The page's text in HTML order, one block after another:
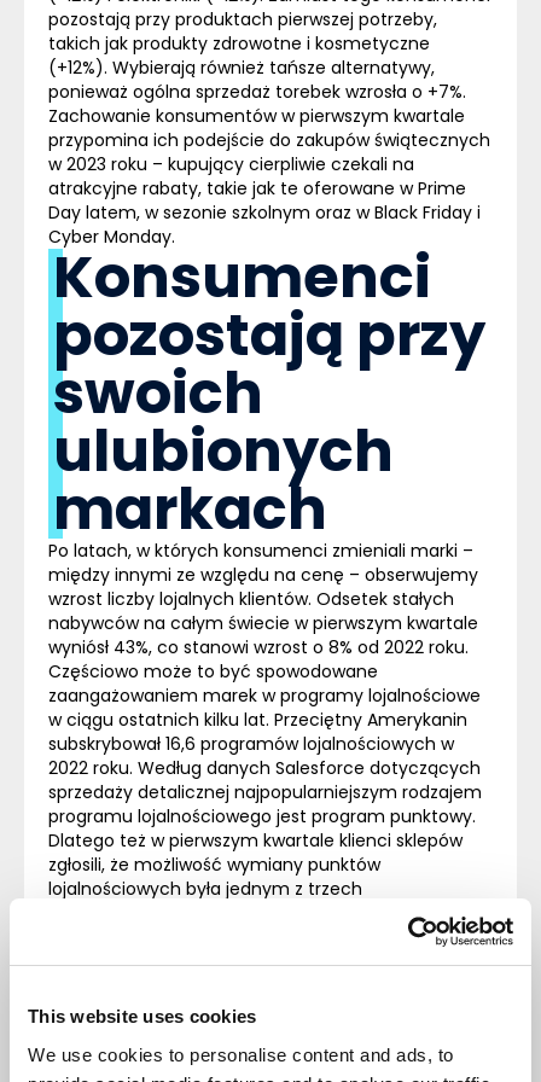
This website uses cookies
We use cookies to personalise content and ads, to
pozostają przy produktach pierwszej potrzeby,
takich jak produkty zdrowotne i kosmetyczne
(+12%). Wybierają również tańsze alternatywy,
ponieważ ogólna sprzedaż torebek wzrosła o +7%.
Zachowanie konsumentów w pierwszym kwartale
przypomina ich podejście do zakupów świątecznych
w 2023 roku – kupujący cierpliwie czekali na
atrakcyjne rabaty, takie jak te oferowane w Prime
Day latem, w sezonie szkolnym oraz w Black Friday i
Cyber Monday.
Konsumenci
pozostają przy
swoich
ulubionych
markach
Po latach, w których konsumenci zmieniali marki –
między innymi ze względu na cenę – obserwujemy
wzrost liczby lojalnych klientów. Odsetek stałych
nabywców na całym świecie w pierwszym kwartale
wyniósł 43%, co stanowi wzrost o 8% od 2022 roku.
Częściowo może to być spowodowane
zaangażowaniem marek w programy lojalnościowe
w ciągu ostatnich kilku lat. Przeciętny Amerykanin
subskrybował 16,6 programów lojalnościowych w
2022 roku. Według danych Salesforce dotyczących
sprzedaży detalicznej najpopularniejszym rodzajem
programu lojalnościowego jest program punktowy.
Dlatego też w pierwszym kwartale klienci sklepów
zgłosili, że możliwość wymiany punktów
lojalnościowych była jednym z trzech
najważniejszych czynników, po cenie i dostępności
produktu, przy podejmowaniu decyzji o zakupie.
Urządzenia
mobilne